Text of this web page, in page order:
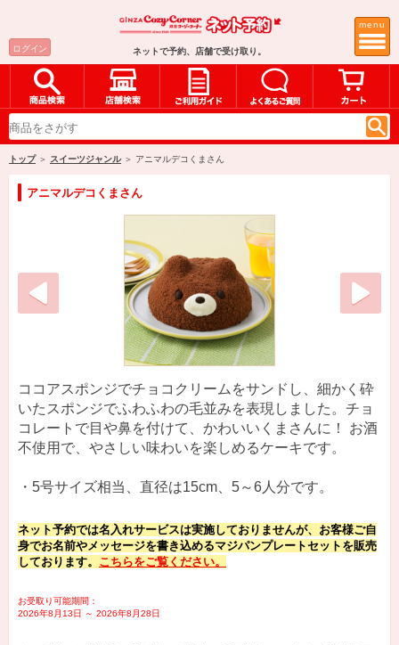
ログイン ネットで予約、店舗で受け取り。
menu
トップ ＞ スイーツジャンル ＞ アニマルデコくまさん
アニマルデコくまさん
ココアスポンジでチョコクリームをサンドし、細かく砕
いたスポンジでふわふわの毛並みを表現しました。チョ
コレートで目や鼻を付けて、かわいいくまさんに！ お酒
不使用で、やさしい味わいを楽しめるケーキです。
・5号サイズ相当、直径は15cm、5～6人分です。
ネット予約では名入れサービスは実施しておりませんが、お客様ご自
身でお名前やメッセージを書き込めるマジパンプレートセットを販売
しております。 こちらをご覧ください。
お受取り可能期間：
2026年8月13日 ～ 2026年8月28日